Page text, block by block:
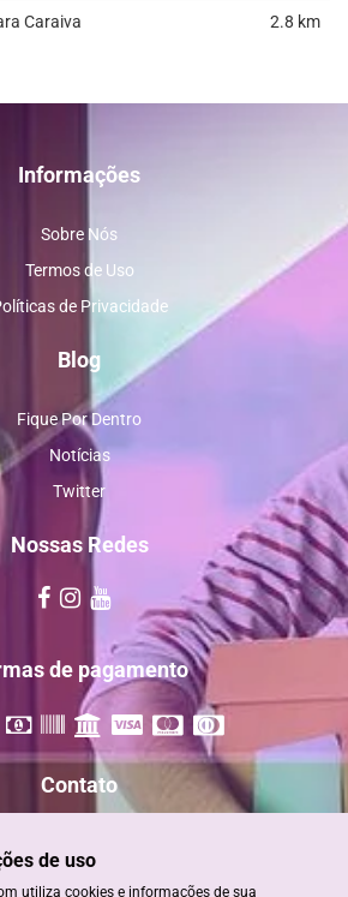
Caraiva 2.8 km
Informações
Sobre Nós
Termos de Uso
de Privacidade
Blog
Fique Por Dentro
Notícias
Twitter
Nossas Redes
de pagamento
Contato
+55 73 98885-2820
de uso
utiliza cookies e informações de sua